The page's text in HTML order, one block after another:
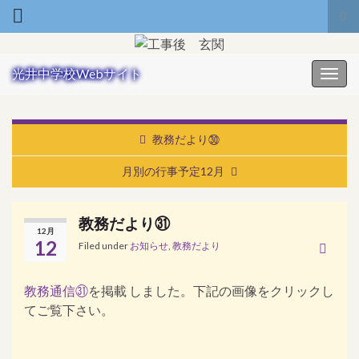
Search for:
光井中学校Webサイト
教務だより㉚
月別の行事予定12月
12月
12
教務だより㉛
Filed under お知らせ 教務だより
教務通信㉛を掲載 しました。下記の画像をクリックし
てご覧下さい。